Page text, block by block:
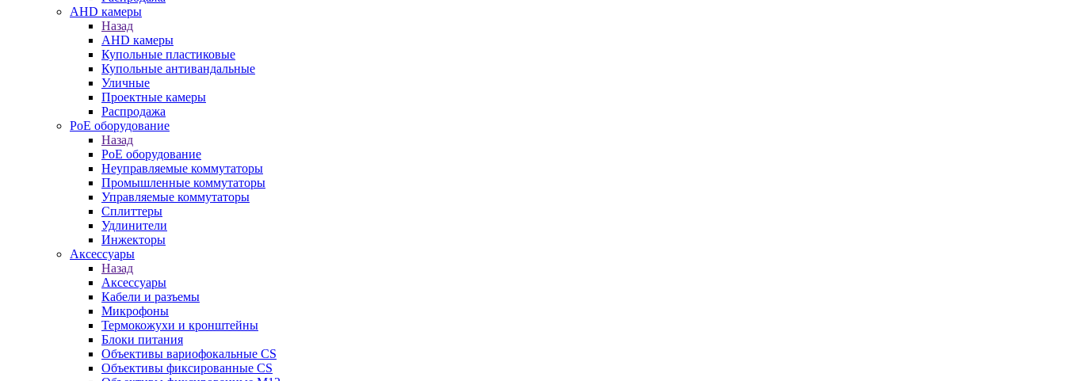
AHD камеры
Назад
AHD камеры
Купольные пластиковые
Купольные антивандальные
Уличные
Проектные камеры
Распродажа
PoE оборудование
Назад
PoE оборудование
Неуправляемые коммутаторы
Промышленные коммутаторы
Управляемые коммутаторы
Сплиттеры
Удлинители
Инжекторы
Аксессуары
Назад
Аксессуары
Кабели и разъемы
Микрофоны
Термокожухи и кронштейны
Блоки питания
Объективы вариофокальные CS
Объективы фиксированные CS